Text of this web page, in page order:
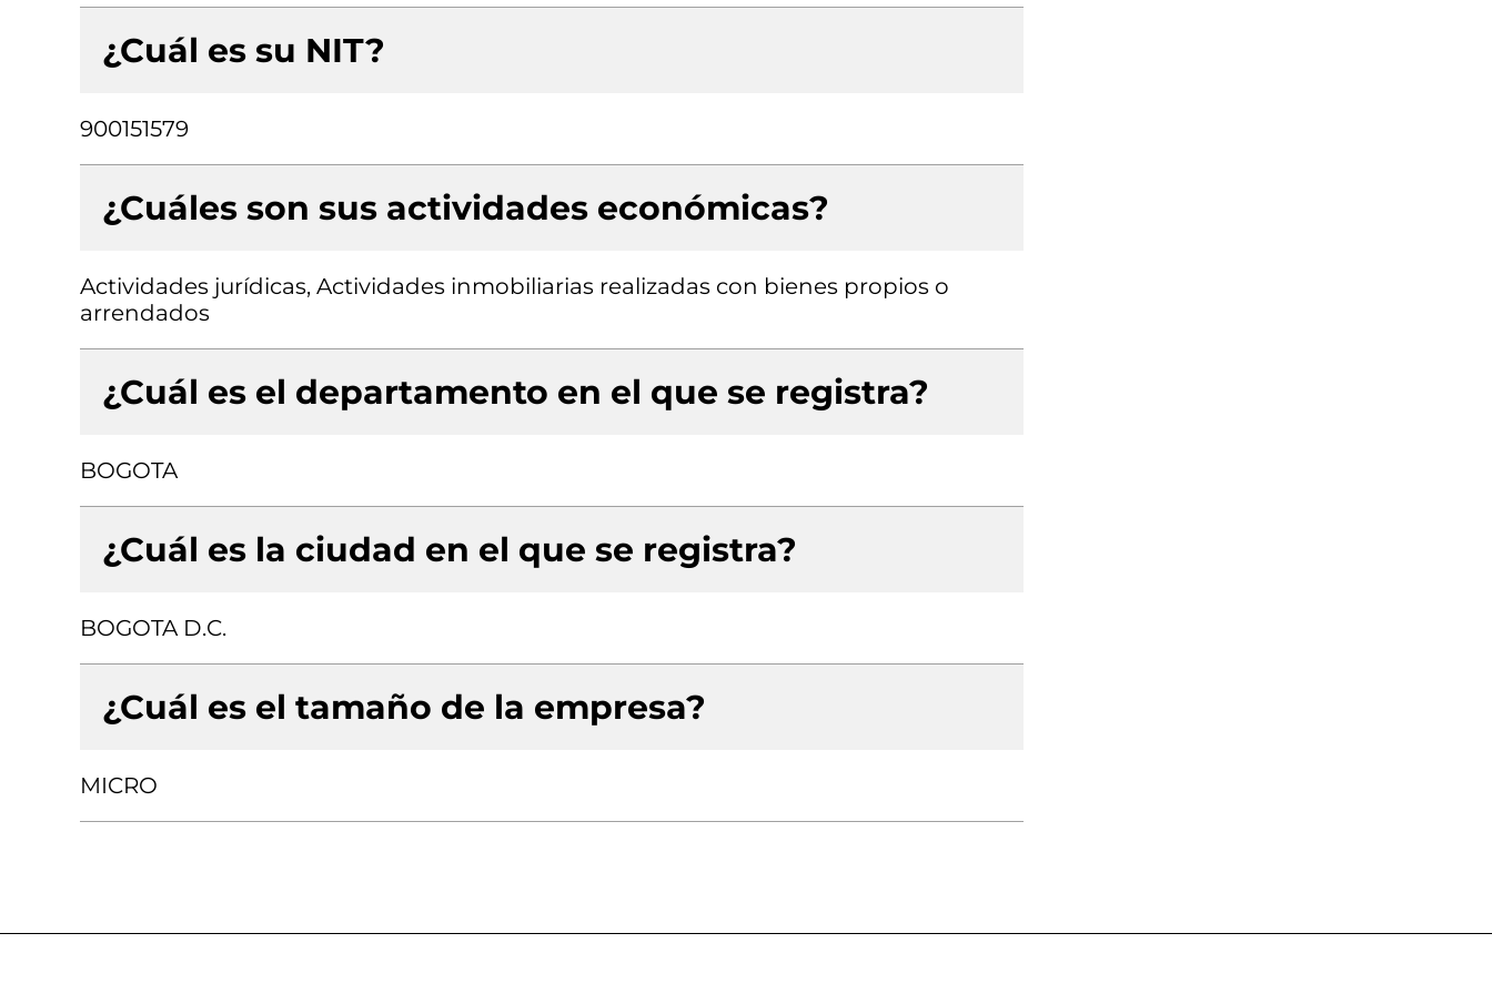
¿Cuál es su NIT?
900151579
¿Cuáles son sus actividades económicas?
Actividades jurídicas, Actividades inmobiliarias realizadas con bienes propios o
arrendados
¿Cuál es el departamento en el que se registra?
BOGOTA
¿Cuál es la ciudad en el que se registra?
BOGOTA D.C.
¿Cuál es el tamaño de la empresa?
MICRO